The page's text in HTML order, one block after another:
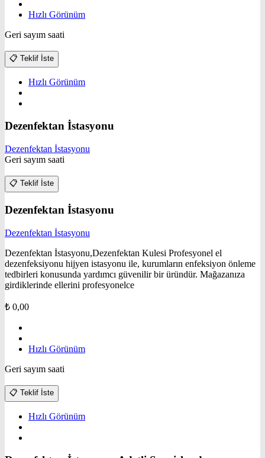
Hızlı Görünüm
Geri sayım saati
📋 Teklif İste
Hızlı Görünüm
Dezenfektan İstasyonu
Dezenfektan İstasyonu
Geri sayım saati
📋 Teklif İste
Dezenfektan İstasyonu
Dezenfektan İstasyonu
Dezenfektan İstasyonu,Dezenfektan Kulesi Profesyonel el
dezenfeksiyonu hijyen istasyonu ile, kurumların enfeksiyon önleme
tedbirleri konusunda yardımcı güvenilir bir üründür. Mağazanıza
girdiklerinde ellerini profesyonelce
₺ 0,00
Hızlı Görünüm
Geri sayım saati
📋 Teklif İste
Hızlı Görünüm